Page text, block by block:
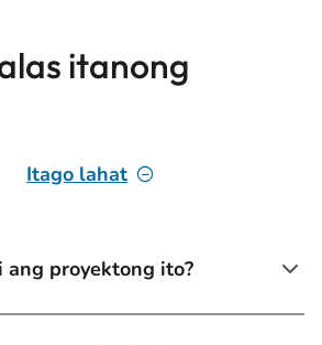
itanong
Itago lahat
ang proyektong ito?